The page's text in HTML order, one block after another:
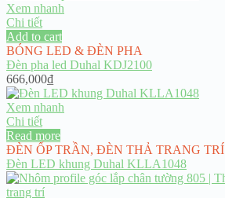
Xem nhanh
Chi tiết
Add to cart
BÓNG LED & ĐÈN PHA
Đèn pha led Duhal KDJ2100
666,000₫
Xem nhanh
Chi tiết
Read more
ĐÈN ỐP TRẦN, ĐÈN THẢ TRANG TRÍ
Đèn LED khung Duhal KLLA1048